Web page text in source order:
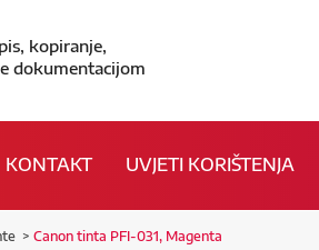
kopiranje,
dokumentacijom
KONTAKT UVJETI KORIŠTENJA
Canon tinta PFI-031, Magenta